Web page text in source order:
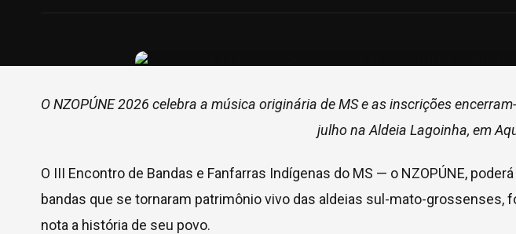
O NZOPÚNE 2026 celebra a música originária de MS e as inscrições
julho na Aldeia Lagoinha, em
O III Encontro de Bandas e Fanfarras Indígenas do MS — o NZOPÚNE,
bandas que se tornaram patrimônio vivo das aldeias sul-mato-
nota a história de seu povo.